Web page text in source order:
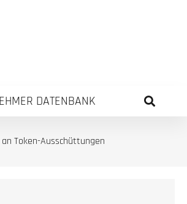
DATENBANK
Token-Ausschüttungen